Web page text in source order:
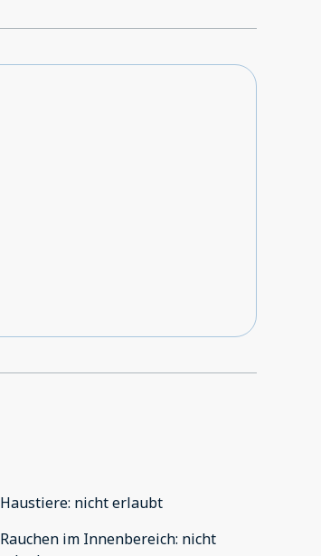
Haustiere: nicht erlaubt
Rauchen im Innenbereich: nicht